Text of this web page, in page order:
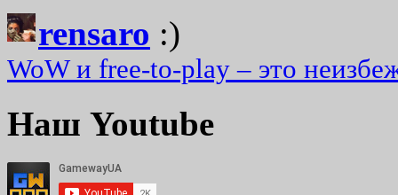
rensaro :)
WoW и free-to-play – это
Наш Youtube